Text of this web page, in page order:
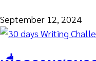
September 12, 2024